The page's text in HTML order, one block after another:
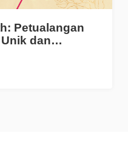
Petualangan
Unik dan…